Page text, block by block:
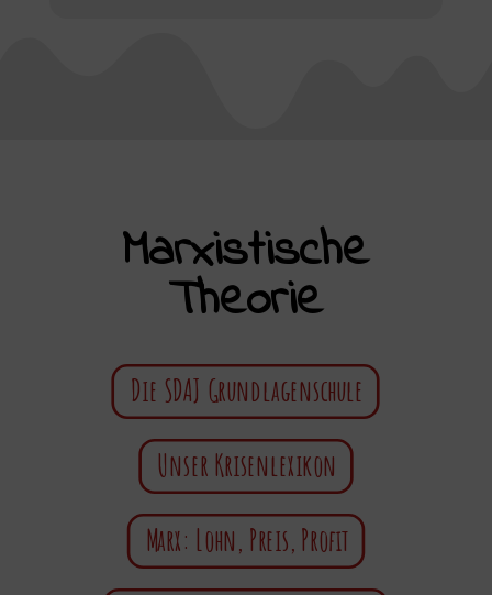
Marxistische
Theorie
Die SDAJ Grundlagenschule
Unser Krisenlexikon
Marx: Lohn, Preis, Profit